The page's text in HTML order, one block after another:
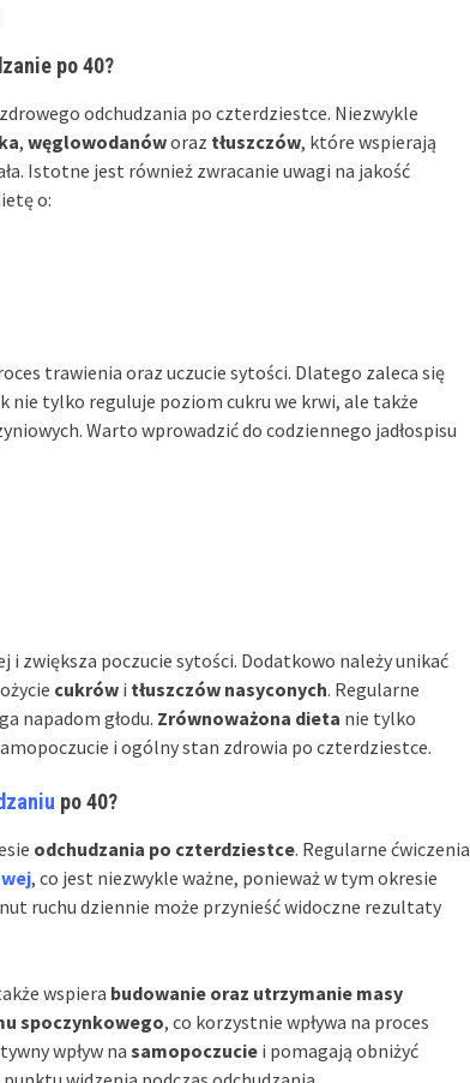
po 40?
odchudzania po czterdziestce. Niezwykle
, węglowodanóworaz tłuszczów, które wspierają
Istotne jest również zwracanie uwagi na jakość
o:
trawienia oraz uczucie sytości. Dlatego zaleca się
nie tylko reguluje poziom cukru we krwi, ale także
Warto wprowadzić do codziennego jadłospisu
i zwiększa poczucie sytości. Dodatkowo należy unikać
cukrów i tłuszczów nasyconych. Regularne
napadom głodu. Zrównoważona dieta nie tylko
i ogólny stan zdrowia po czterdziestce.
po 40?
odchudzania po czterdziestce. Regularne ćwiczenia
, co jest niezwykle ważne, ponieważ w tym okresie
ruchu dziennie może przynieść widoczne rezultaty
wspiera budowanie oraz utrzymanie masy
spoczynkowego, co korzystnie wpływa na proces
wpływ na samopoczucie i pomagają obniżyć